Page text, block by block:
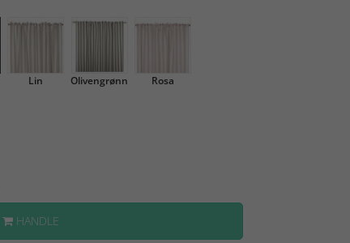
Lin Olivengrønn Rosa
HANDLE